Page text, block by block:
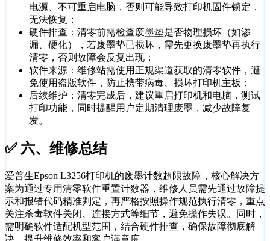
电源、不可重启电脑，否则可能导致打印机固件锁定，
无法恢复；
硬件排查：清零前需检查废墨垫是否物理损坏（如渗
漏、硬化），若废墨垫已损坏，需先更换废墨垫再执行
清零，否则故障会反复出现；
软件来源：维修站需使用正规渠道获取的清零软件，避
免使用盗版软件，防止携带病毒、损坏打印机主板；
后续维护：清零完成后，建议重启打印机和电脑，测试
打印功能，同时提醒用户定期清理废墨，减少故障复
发。
✅ 六、维修总结
爱普生Epson L3256打印机的废墨计数超限故障，核心解决方
案为通过专用清零软件重置计数器，维修人员需先通过故障提
示和报错代码精准判定，再严格按照操作规范执行清零，重点
关注杀毒软件关闭、连接方式等细节，避免操作失误。同时，
需明确软件适配机型范围，结合硬件排查，确保故障彻底解